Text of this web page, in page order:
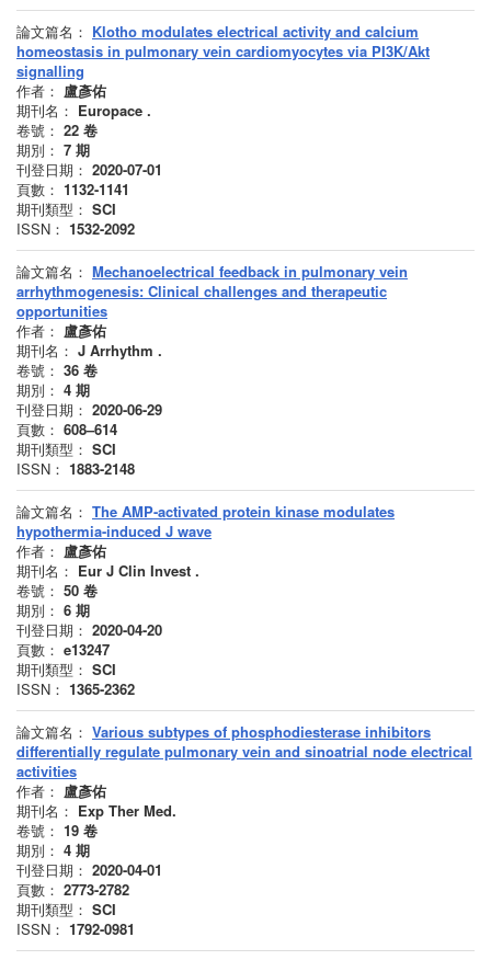
論文篇名： Klotho modulates electrical activity and calcium
homeostasis in pulmonary vein cardiomyocytes via PI3K/Akt
signalling
作者： 盧彥佑
期刊名： Europace .
卷號： 22 卷
期別： 7 期
刊登日期： 2020-07-01
頁數： 1132-1141
期刊類型： SCI
ISSN： 1532-2092
論文篇名： Mechanoelectrical feedback in pulmonary vein
arrhythmogenesis: Clinical challenges and therapeutic
opportunities
作者： 盧彥佑
期刊名： J Arrhythm .
卷號： 36 卷
期別： 4 期
刊登日期： 2020-06-29
頁數： 608–614
期刊類型： SCI
ISSN： 1883-2148
論文篇名： The AMP-activated protein kinase modulates
hypothermia-induced J wave
作者： 盧彥佑
期刊名： Eur J Clin Invest .
卷號： 50 卷
期別： 6 期
刊登日期： 2020-04-20
頁數： e13247
期刊類型： SCI
ISSN： 1365-2362
論文篇名： Various subtypes of phosphodiesterase inhibitors
differentially regulate pulmonary vein and sinoatrial node electrical
activities
作者： 盧彥佑
期刊名： Exp Ther Med.
卷號： 19 卷
期別： 4 期
刊登日期： 2020-04-01
頁數： 2773-2782
期刊類型： SCI
ISSN： 1792-0981